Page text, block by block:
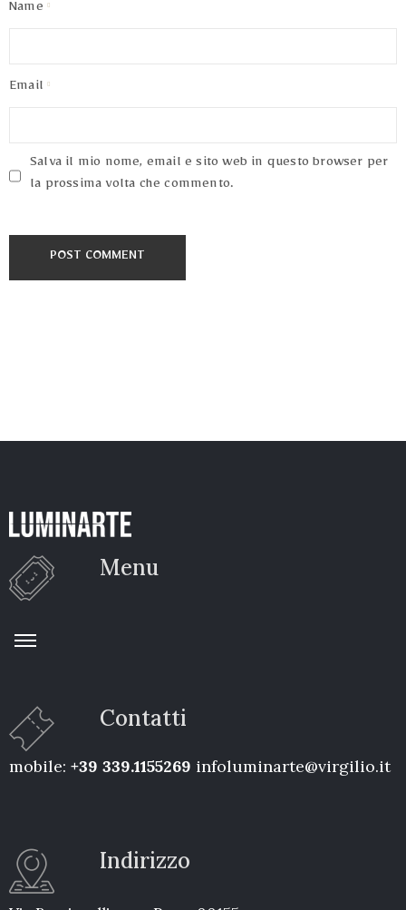
Name
Email
Salva il mio nome, email e sito web in questo browser per
la prossima volta che commento.
Menu
Contatti
mobile: +39 339.1155269 infoluminarte@virgilio.it
Indirizzo